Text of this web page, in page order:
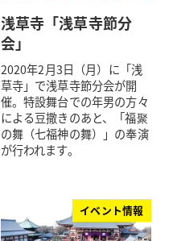
浅草寺「浅草寺節分
会」
2020年2月3日（月）に「浅
草寺」で浅草寺節分会が開
催。特設舞台での年男の方々
による豆撒きのあと、「福聚
の舞（七福神の舞）」の奉演
が行われます。
イベント情報